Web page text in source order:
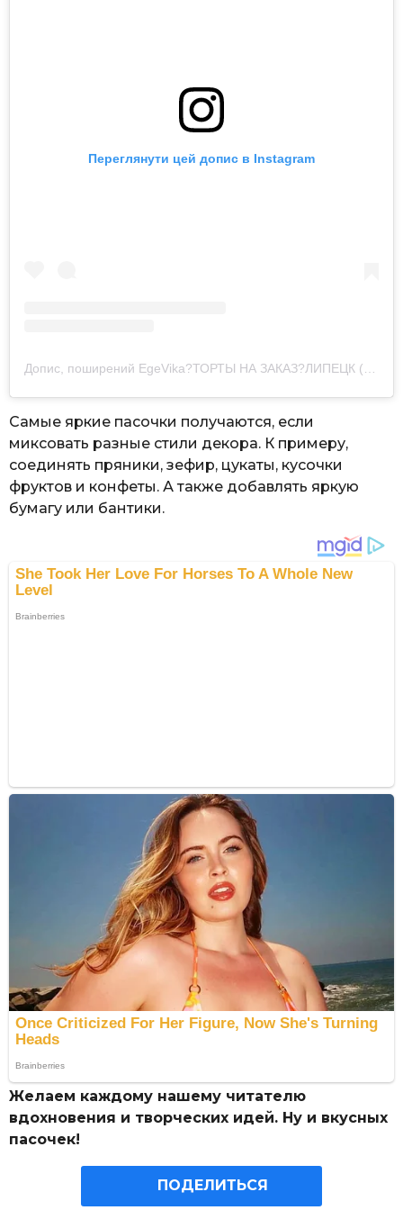
Переглянути цей допис в Instagram
Самые яркие пасочки получаются, если
миксовать разные стили декора. К примеру,
соединять пряники, зефир, цукаты, кусочки
фруктов и конфеты. А также добавлять яркую
бумагу или бантики.
Желаем каждому нашему читателю
вдохновения и творческих идей. Ну и вкусных
пасочек!
ПОДЕЛИТЬСЯ